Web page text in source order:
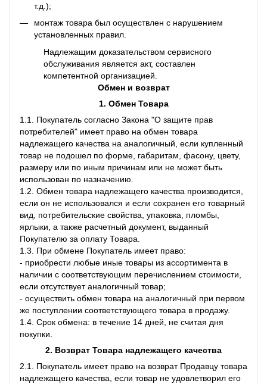
т.д.);
монтаж товара был осуществлен с нарушением
установленных правил.
Надлежащим доказательством сервисного
обслуживания является акт, составлен
компетентной организацией.
Обмен и возврат
1. Обмен Товара
1.1. Покупатель согласно Закона "О защите прав
потребителей" имеет право на обмен товара
надлежащего качества на аналогичный, если купленный
товар не подошел по форме, габаритам, фасону, цвету,
размеру или по иным причинам или не может быть
использован по назначению.
1.2. Обмен товара надлежащего качества производится,
если он не использовался и если сохранен его товарный
вид, потребительские свойства, упаковка, пломбы,
ярлыки, а также расчетный документ, выданный
Покупателю за оплату Товара.
1.3. При обмене Покупатель имеет право:
- приобрести любые иные товары из ассортимента в
наличии с соответствующим перечислением стоимости,
если отсутствует аналогичный товар;
- осуществить обмен товара на аналогичный при первом
же поступлении соответствующего товара в продажу.
1.4. Срок обмена: в течение 14 дней, не считая дня
покупки.
2. Возврат Товара надлежащего качества
2.1. Покупатель имеет право на возврат Продавцу товара
надлежащего качества, если товар не удовлетворил его